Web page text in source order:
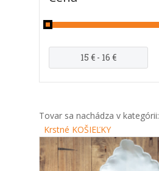
Tovar sa nachádza v kategórii:
Krstné KOŠIEĽKY